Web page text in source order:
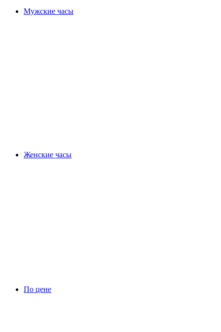
Мужские часы
Женские часы
По цене